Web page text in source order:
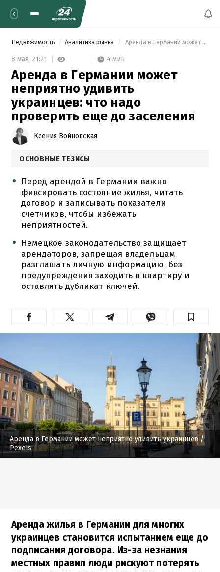
Недвижимость Аналитика рынка Аренда в Германии может неприятно удивить украинцев: что надо проверить еще до заселения
8 мая, 21:21 4 мин
Аренда в Германии может
неприятно удивить
украинцев: что надо
проверить еще до заселения
Ксения Войновская
ОСНОВНЫЕ ТЕЗИСЫ
Перед арендой в Германии важно
фиксировать состояние жилья, читать
договор и записывать показатели
счетчиков, чтобы избежать
неприятностей.
Немецкое законодательство защищает
арендаторов, запрещая владельцам
разглашать личную информацию, без
предупреждения заходить в квартиру и
оставлять дубликат ключей.
Аренда в Германии может неприятно удивить украинцев/
Pexels
Аренда жилья в Германии для многих
украинцев становится испытанием еще до
подписания договора. Из-за незнания
местных правил люди рискуют потерять